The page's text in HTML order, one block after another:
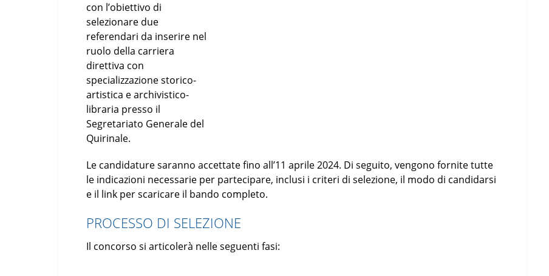
con l’obiettivo di
selezionare due
referendari da inserire nel
ruolo della carriera
direttiva con
specializzazione storico-
artistica e archivistico-
libraria presso il
Segretariato Generale del
Quirinale.
Le candidature saranno accettate fino all’11 aprile 2024. Di seguito, vengono fornite tutte
le indicazioni necessarie per partecipare, inclusi i criteri di selezione, il modo di candidarsi
e il link per scaricare il bando completo.
PROCESSO DI SELEZIONE
Il concorso si articolerà nelle seguenti fasi: